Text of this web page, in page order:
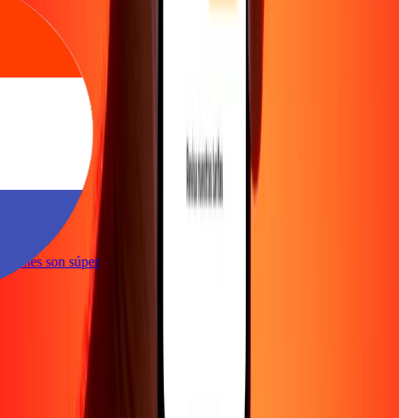
son súper